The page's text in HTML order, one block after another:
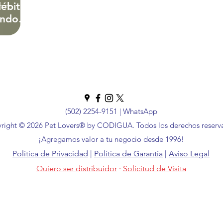
el
(502) 2254-9151 | WhatsApp
© 2026 Pet Lovers® by CODIGUA. Todos los derechos
¡Agregamos valor a tu negocio desde 1996!
Política de Privacidad | Política de Garantía | Aviso Legal
Quiero ser distribuidor· Solicitud de Visita